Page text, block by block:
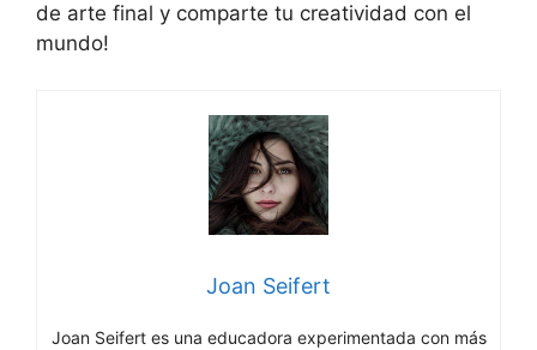
de arte final y comparte tu creatividad con el
mundo!
Joan Seifert
Joan Seifert es una educadora experimentada con más